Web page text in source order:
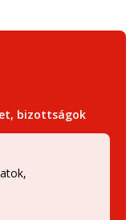
bizottságok